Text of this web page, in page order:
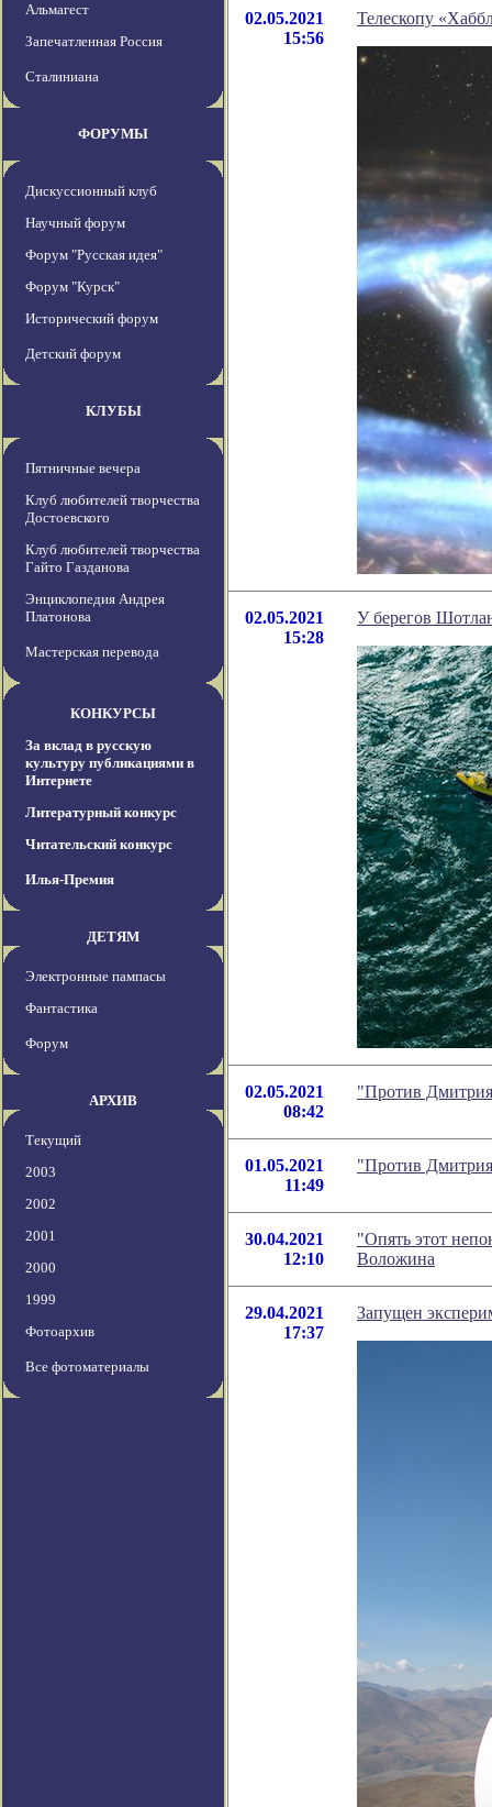
Альмагест
Запечатленная Россия
Сталиниана
ФОРУМЫ
Дискуссионный клуб
Научный форум
Форум "Русская идея"
Форум "Курск"
Исторический форум
Детский форум
КЛУБЫ
Пятничные вечера
Клуб любителей творчества
Достоевского
Клуб любителей творчества
Гайто Газданова
Энциклопедия Андрея
Платонова
Мастерская перевода
КОНКУРСЫ
За вклад в русскую
культуру публикациями в
Интернете
Литературный конкурс
Читательский конкурс
Илья-Премия
ДЕТЯМ
Электронные пампасы
Фантастика
Форум
АРХИВ
Текущий
2003
2002
2001
2000
1999
Фотоархив
Все фотоматериалы
02.05.2021
15:56
Телескопу
02.05.2021
15:28
У берегов
02.05.2021
08:42
"Против
01.05.2021
11:49
"Против
30.04.2021
12:10
"Опять этот
Воложина
29.04.2021
17:37
Запущен